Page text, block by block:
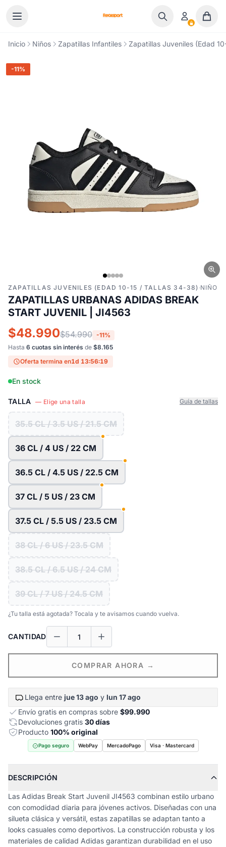
Inicio Niños Zapatillas Infantiles Zapatillas Juveniles (Edad
-11%
ZAPATILLAS JUVENILES (EDAD 10-15 / TALLAS 34-38) ·NIÑO
ZAPATILLAS URBANAS ADIDAS BREAK
START JUVENIL | JI4563
$48.990$54.990 -11%
Hasta 6 cuotas sin interés de $8.165
Oferta termina en1d 13:56:18
En stock
TALLA — Elige una talla Guía de tallas
35.5 CL / 3.5 US / 21.5 CM
36 CL / 4 US / 22 CM
36.5 CL / 4.5 US / 22.5 CM
37 CL / 5 US / 23 CM
37.5 CL / 5.5 US / 23.5 CM
38 CL / 6 US / 23.5 CM
38.5 CL / 6.5 US / 24 CM
39 CL / 7 US / 24.5 CM
¿Tu talla está agotada? Tocala y te avisamos cuando vuelva.
CANTIDAD
COMPRAR AHORA →
Llega entre jue 13 ago y lun 17 ago
Envío gratis en compras sobre $99.990
Devoluciones gratis 30 días
Producto 100% original
Pago seguro WebPay MercadoPago Visa · Mastercard
DESCRIPCIÓN
Las Adidas Break Start Juvenil JI4563 combinan estilo urbano
con comodidad diaria para jóvenes activos. Diseñadas con una
silueta clásica y versátil, estas zapatillas se adaptan tanto a
looks casuales como deportivos. La construcción robusta y los
materiales de calidad Adidas garantizan durabilidad en el uso